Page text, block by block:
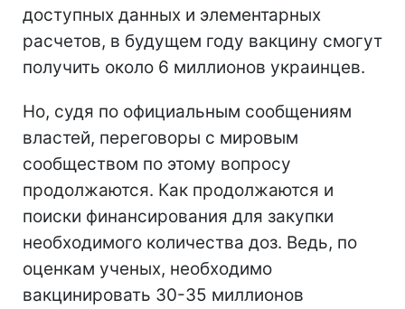
доступных данных и элементарных
расчетов, в будущем году вакцину смогут
получить около 6 миллионов украинцев.
Но, судя по официальным сообщениям
властей, переговоры с мировым
сообществом по этому вопросу
продолжаются. Как продолжаются и
поиски финансирования для закупки
необходимого количества доз. Ведь, по
оценкам ученых, необходимо
вакцинировать 30-35 миллионов